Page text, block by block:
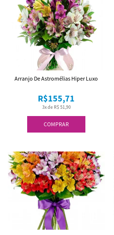
COMPRAR
3x de R$ 51,90
R$155,71
Arranjo De Astromélias Hiper Luxo